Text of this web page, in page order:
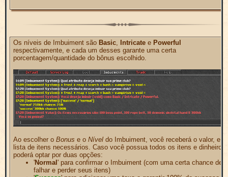
Os níveis de Imbuiment são Basic, Intricate e Powerful
respectivamente, e cada um desses garante uma certa
porcentagem/quantidade do bônus escolhido.
Ao escolher o Bonus e o Nível do Imbuiment, você receberá o valor, e a
lista de itens necessários. Caso você possua todos os itens e dinheiro,
poderá optar por duas opções:
'Normal ' para confirmar o Imbuiment (com uma certa chance de
falhar e perder seus itens)